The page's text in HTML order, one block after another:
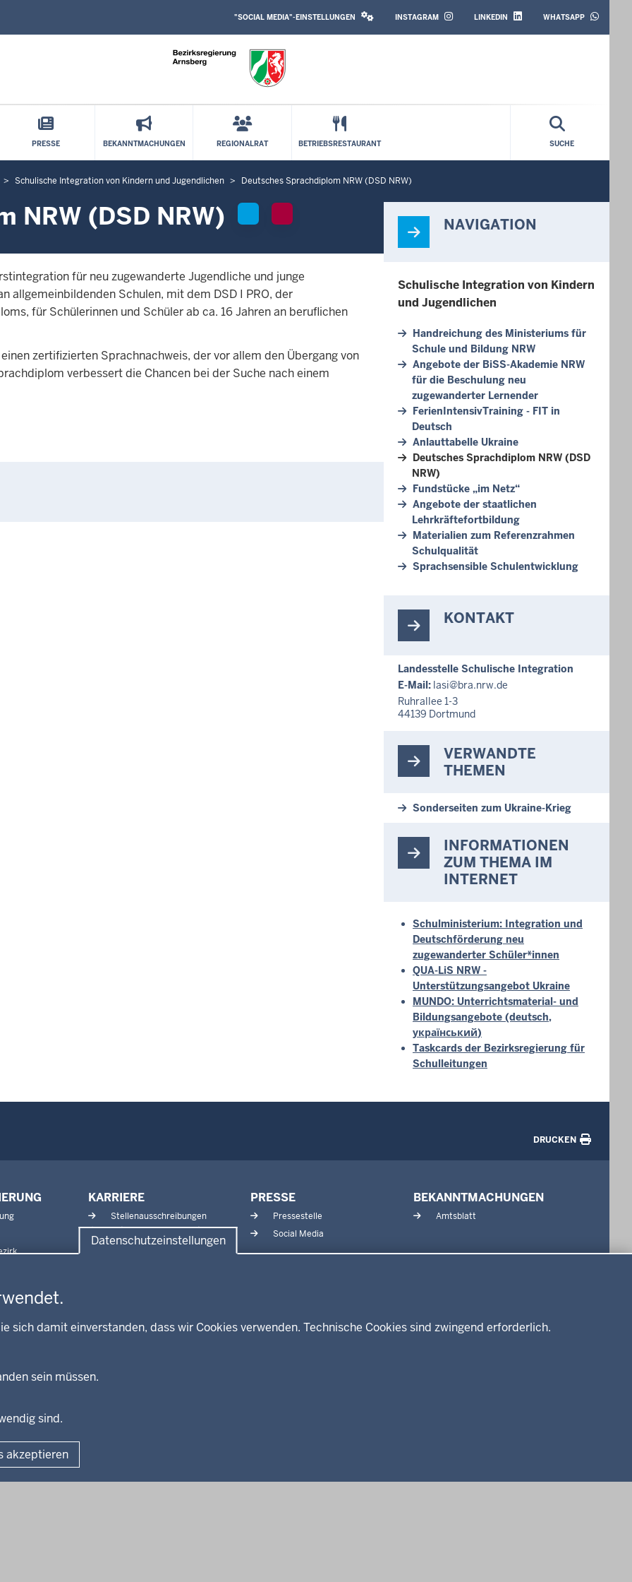
Datenschutzeinstellungen
damit einverstanden, dass wir Cookies verwenden. Technische Cookies sind zwingend erforderlich.
sein müssen.
sind.
akzeptieren
MEDIA
"SOCIAL MEDIA"-EINSTELLUNGEN
MEDIA
INSTAGRAM LINKEDIN WHATSAPP
PRESSE BEKANNTMACHUNGEN REGIONALRAT BETRIEBSRESTAURANT SUCHE
Schulische Integration von Kindern und Jugendlichen Deutsches Sprachdiplom NRW (DSD NRW)
NRW (DSD NRW)
für neu zugewanderte Jugendliche und junge
allgemeinbildenden Schulen, mit dem DSD I PRO, der
für Schülerinnen und Schüler ab ca. 16 Jahren an beruflichen
zertifizierten Sprachnachweis, der vor allem den Übergang von
verbessert die Chancen bei der Suche nach einem
NAVIGATION
Schulische Integration von Kindern
und Jugendlichen
Handreichung des Ministeriums für
Schule und Bildung NRW
Angebote der BiSS-Akademie NRW
für die Beschulung neu
zugewanderter Lernender
FerienIntensivTraining - FIT in
Deutsch
Anlauttabelle Ukraine
Deutsches Sprachdiplom NRW (DSD
NRW)
Fundstücke „im Netz“
Angebote der staatlichen
Lehrkräftefortbildung
Materialien zum Referenzrahmen
Schulqualität
Sprachsensible Schulentwicklung
KONTAKT
Landesstelle Schulische Integration
E-Mail: lasi@bra.nrw.de
Ruhrallee 1-3
44139 Dortmund
VERWANDTE
THEMEN
Sonderseiten zum Ukraine-Krieg
INFORMATIONEN
ZUM THEMA IM
INTERNET
Schulministerium: Integration und
Deutschförderung neu
zugewanderter Schüler*innen
QUA-LiS NRW -
Unterstützungsangebot Ukraine
MUNDO: Unterrichtsmaterial- und
Bildungsangebote (deutsch,
український)
Taskcards der Bezirksregierung für
Schulleitungen
DRUCKEN
KARRIERE
Stellenausschreibungen
Aktuelle Ausbildungsstellen
und Praktika
PRESSE
Pressestelle
Social Media
BEKANNTMACHUNGEN
Amtsblatt